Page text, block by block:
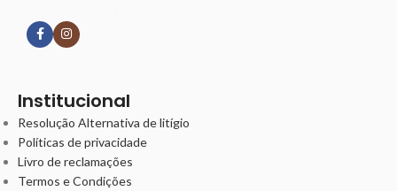
Institucional
Resolução Alternativa de litígio
Políticas de privacidade
Livro de reclamações
Termos e Condições